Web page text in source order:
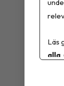
Läs
alla